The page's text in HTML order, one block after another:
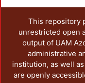
This repository
unrestricted open
output of UAM
administrative
institution, as well
are openly